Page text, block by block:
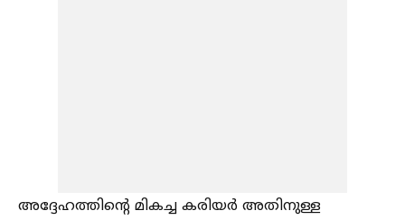
അദ്ദേഹത്തിന്റെ മികച്ച കരിയർ അതിനുള്ള